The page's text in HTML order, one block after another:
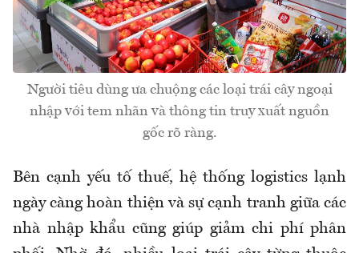
Người tiêu dùng ưa chuộng các loại trái cây ngoại
nhập với tem nhãn và thông tin truy xuất nguồn
gốc rõ ràng.
Bên cạnh yếu tố thuế, hệ thống logistics lạnh
ngày càng hoàn thiện và sự cạnh tranh giữa các
nhà nhập khẩu cũng giúp giảm chi phí phân